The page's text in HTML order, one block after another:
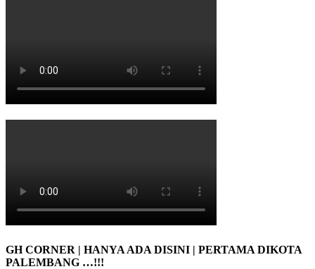
GH CORNER | HANYA ADA DISINI | PERTAMA DIKOTA
PALEMBANG …!!!